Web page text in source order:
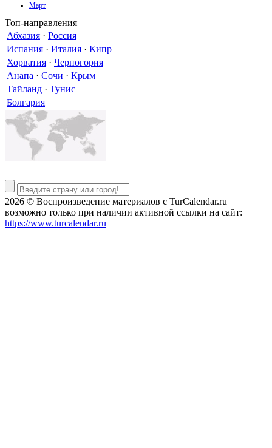
Март
Топ-направления
Абхазия · Россия
Испания · Италия · Кипр
Хорватия · Черногория
Анапа · Сочи · Крым
Тайланд · Тунис
Болгария
2026 © Воспроизведение материалов c TurCalendar.ru
возможно только при наличии активной ссылки на сайт:
https://www.turcalendar.ru